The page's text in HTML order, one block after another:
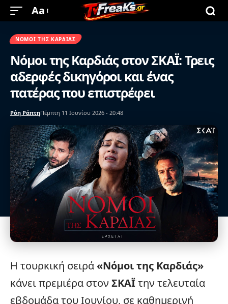
Aa
ΝΌΜΟΙ ΤΗΣ ΚΑΡΔΙΆΣ
Νόμοι της Καρδιάς στον ΣΚΑΪ: Τρεις
αδερφές δικηγόροι και ένας
πατέρας που επιστρέφει
Ρόη ΡάπτηΠέμπτη 11 Ιουνίου 2026 - 20:48
Η τουρκική σειρά «Νόμοι της Καρδιάς»
κάνειπρεμιέρα στον ΣΚΑΪτην τελευταία
εβδομάδα του Ιουνίου, σε καθημερινή